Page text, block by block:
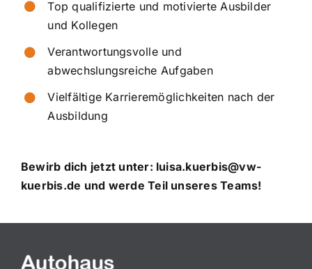
Top qualifizierte und motivierte Ausbilder
und Kollegen
Verantwortungsvolle und
abwechslungsreiche Aufgaben
Vielfältige Karrieremöglichkeiten nach der
Ausbildung
Bewirb dich jetzt unter: luisa.kuerbis@vw-
kuerbis.de und werde Teil unseres Teams!